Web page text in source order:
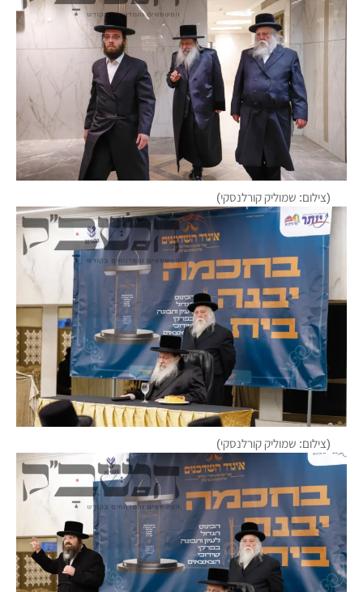
(צילום: שמוליק קורלנסקי)
(צילום: שמוליק קורלנסקי)